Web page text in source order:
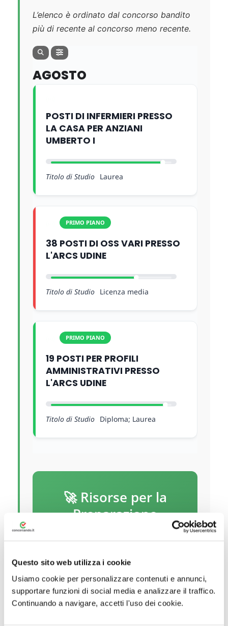
Questo sito web utilizza i cookie
Usiamo cookie per personalizzare contenuti e annunci,
supportare funzioni di social media e analizzare il traffico.
Continuando a navigare, accetti l'uso dei cookie.
L’elenco è ordinato dal concorso bandito
più di recente al concorso meno recente.
AGOSTO
POSTI DI INFERMIERI PRESSO
LA CASA PER ANZIANI
UMBERTO I
Titolo di Studio Laurea
PRIMO PIANO
38 POSTI DI OSS VARI PRESSO
L'ARCS UDINE
Titolo di Studio Licenza media
PRIMO PIANO
19 POSTI PER PROFILI
AMMINISTRATIVI PRESSO
L'ARCS UDINE
Titolo di Studio Diploma; Laurea
🚀 Risorse per la
Preparazione
concorsi nella provincia di
Pordenone:
📝 Simulatore Quiz